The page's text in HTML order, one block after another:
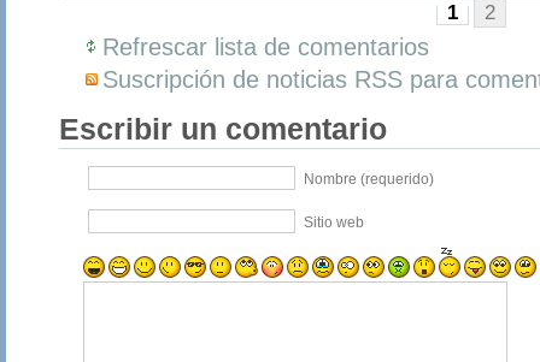
1 2
Refrescar lista de comentarios
Suscripción de noticias RSS para
Escribir un comentario
Nombre (requerido)
Sitio web